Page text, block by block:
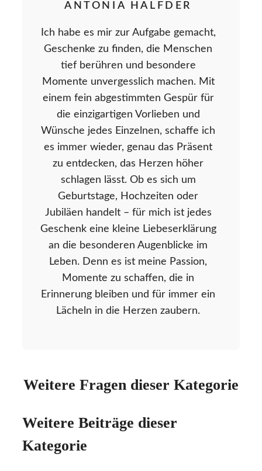
ANTONIA HALFDER
Ich habe es mir zur Aufgabe gemacht,
Geschenke zu finden, die Menschen
tief berühren und besondere
Momente unvergesslich machen. Mit
einem fein abgestimmten Gespür für
die einzigartigen Vorlieben und
Wünsche jedes Einzelnen, schaffe ich
es immer wieder, genau das Präsent
zu entdecken, das Herzen höher
schlagen lässt. Ob es sich um
Geburtstage, Hochzeiten oder
Jubiläen handelt – für mich ist jedes
Geschenk eine kleine Liebeserklärung
an die besonderen Augenblicke im
Leben. Denn es ist meine Passion,
Momente zu schaffen, die in
Erinnerung bleiben und für immer ein
Lächeln in die Herzen zaubern.
Weitere Fragen dieser Kategorie
Weitere Beiträge dieser
Kategorie